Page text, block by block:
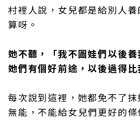
村裡人說，女兒都是給別人
算呀。
她不聽，「我不圖娃們以後
她們有個好前途，以後過得比
每次說到這裡，她都免不了
無能，不能給女兒們更好的條